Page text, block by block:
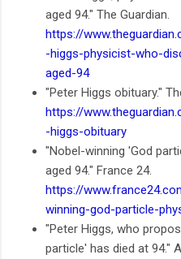
aged 94." The Guardian.
https://
-higgs-physicist-who-
aged-94
"Peter Higgs obituary."
https://
-higgs-obituary
"Nobel-winning 'God
aged 94." France 24.
https://
winning-god-particle-
"Peter Higgs, who
particle' has died at 94."